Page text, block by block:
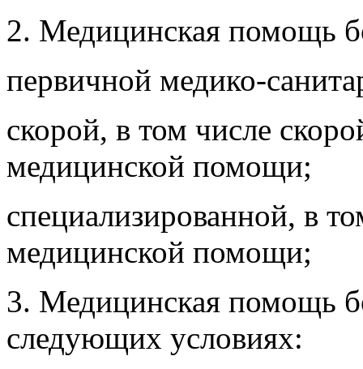
2. Медицинская помощь
первичной медико-
скорой, в том числе
медицинской помощи;
специализированной, в
медицинской помощи;
3. Медицинская помощь
следующих условиях: